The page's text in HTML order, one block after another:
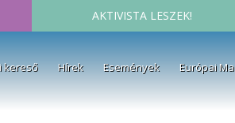
AKTIVISTA LESZEK!
kereső Hírek Események Európai